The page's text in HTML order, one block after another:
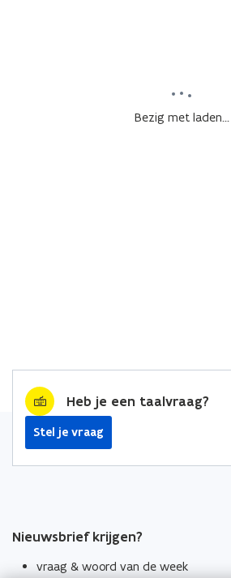
Bezig met laden...
Heb je een taalvraag?
Stel je vraag
Nieuwsbrief krijgen?
vraag & woord van de week